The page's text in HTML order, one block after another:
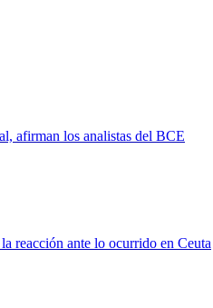
afirman los analistas del BCE
reacción ante lo ocurrido en Ceuta